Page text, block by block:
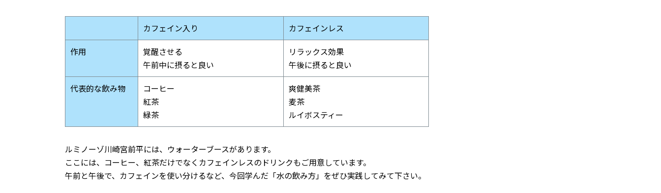
カフェイン入り
カフェインレス
作用
覚醒させる
午前中に摂ると良い
リラックス効果
午後に摂ると良い
代表的な飲み物
コーヒー
紅茶
緑茶
爽健美茶
麦茶
ルイボスティー
ルミノーゾ川崎宮前平には、ウォーターブースがあります。
ここには、コーヒー、紅茶だけでなくカフェインレスのドリンクもご用意しています。
午前と午後で、カフェインを使い分けるなど、今回学んだ「水の飲み方」をぜひ実践してみて下さい。